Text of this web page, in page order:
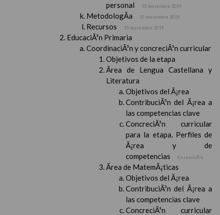
personal
15 noviembre 2019
MetodologÃ­a 15 noviembre 2019
Recursos 15 noviembre 2019
EducaciÃ³n Primaria
CoordinaciÃ³n y concreciÃ³n curricular
Objetivos de la etapa
Ãrea de Lengua Castellana y
Literatura
Objetivos del Ã¡rea
ContribuciÃ³n del Ã¡rea a
las competencias clave
ConcreciÃ³n curricular
para la etapa. Perfiles de
Ã¡rea y de
competencias
En revisiÃ³n
Ãrea de MatemÃ¡ticas
Objetivos del Ã¡rea
ContribuciÃ³n del Ã¡rea a
las competencias clave
ConcreciÃ³n curricular